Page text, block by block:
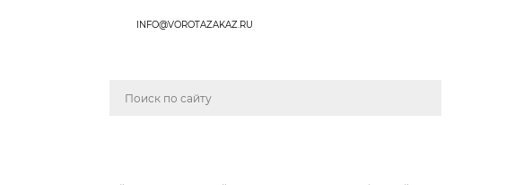
INFO@VOROTAZAKAZ.RU